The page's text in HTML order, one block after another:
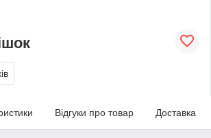
Відгуки про товар Доставка